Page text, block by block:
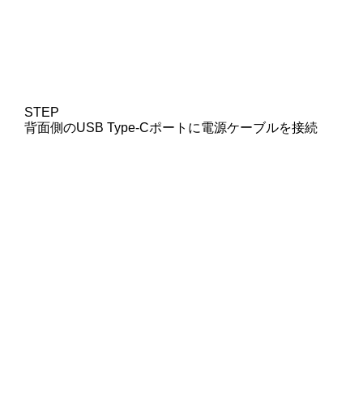
STEP
背面側のUSB Type-Cポートに電源ケーブルを接続